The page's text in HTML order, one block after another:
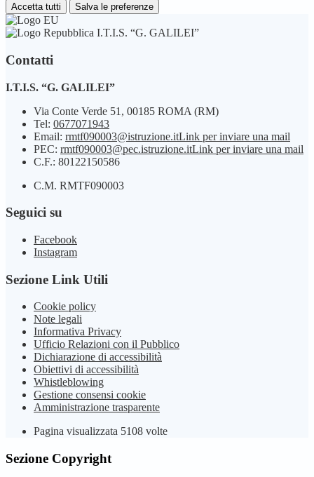
Accetta tutti Salva le preferenze
I.T.I.S. “G. GALILEI”
Contatti
I.T.I.S. “G. GALILEI”
Via Conte Verde 51, 00185 ROMA (RM)
Tel: 0677071943
Email: rmtf090003@istruzione.itLink per inviare una mail
PEC: rmtf090003@pec.istruzione.itLink per inviare una mail
C.F.: 80122150586
C.M. RMTF090003
Seguici su
Facebook
Instagram
Sezione Link Utili
Cookie policy
Note legali
Informativa Privacy
Ufficio Relazioni con il Pubblico
Dichiarazione di accessibilità
Obiettivi di accessibilità
Whistleblowing
Gestione consensi cookie
Amministrazione trasparente
Pagina visualizzata 5108 volte
Sezione Copyright